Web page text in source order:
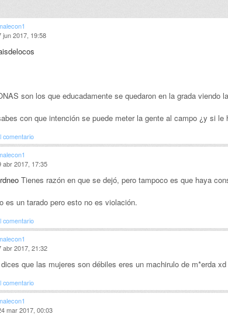
jun 2017, 19:58
son los que educadamente se quedaron en la grada viendo
con que intención se puede meter la gente al campo ¿y si le
comentario
abr 2017, 17:35
Tienes razón en que se dejó, pero tampoco es que haya
es un tarado pero esto no es violación.
comentario
abr 2017, 21:32
que las mujeres son débiles eres un machirulo de m*erda xd
comentario
mar 2017, 00:03